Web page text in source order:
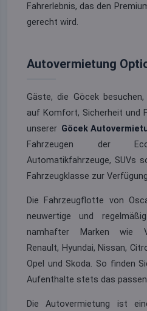
Fahrerlebnis, das den
gerecht wird.
Autovermietung
Gäste, die Göcek
auf Komfort, Sicherheit und
unserer Göcek
Fahrzeugen der
Automatikfahrzeuge, SUVs
Fahrzeugklasse zur
Die Fahrzeugflotte von
neuwertige und
namhafter Marken wie
Renault, Hyundai, Nissan,
Opel und Skoda. So finden
Aufenthalte stets das
Die Autovermietung ist